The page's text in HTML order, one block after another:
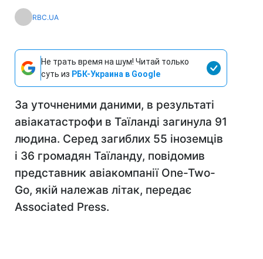
RBC.UA
Не трать время на шум! Читай только
суть из РБК-Украина в Google
За уточненими даними, в результаті
авіакатастрофи в Таїланді загинула 91
людина. Серед загиблих 55 іноземців
і 36 громадян Таїланду, повідомив
представник авіакомпанії One-Two-
Go, якій належав літак, передає
Associated Press.